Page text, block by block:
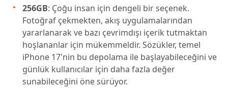
256GB: Çoğu insan için dengeli bir seçenek.
Fotoğraf çekmekten, akış uygulamalarından
yararlanarak ve bazı çevrimdışı içerik tutmaktan
hoşlananlar için mükemmeldir. Sözükler, temel
iPhone 17'nin bu depolama ile başlayabileceğini ve
günlük kullanıcılar için daha fazla değer
sunabileceğini öne sürüyor.